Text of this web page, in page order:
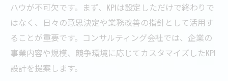
ハウが不可欠です。まず、KPIは設定しただけで終わりで
はなく、日々の意思決定や業務改善の指針として活用す
ることが重要です。コンサルティング会社では、企業の
事業内容や規模、競争環境に応じてカスタマイズしたKPI
設計を提案します。